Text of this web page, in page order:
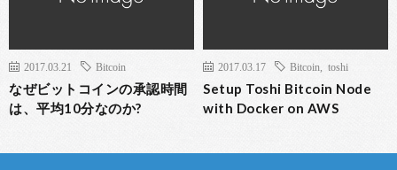
2017.03.21 Bitcoin
なぜビットコインの承認時間
は、平均10分なのか?
2017.03.17 Bitcoin toshi
Setup Toshi Bitcoin Node
with Docker on AWS